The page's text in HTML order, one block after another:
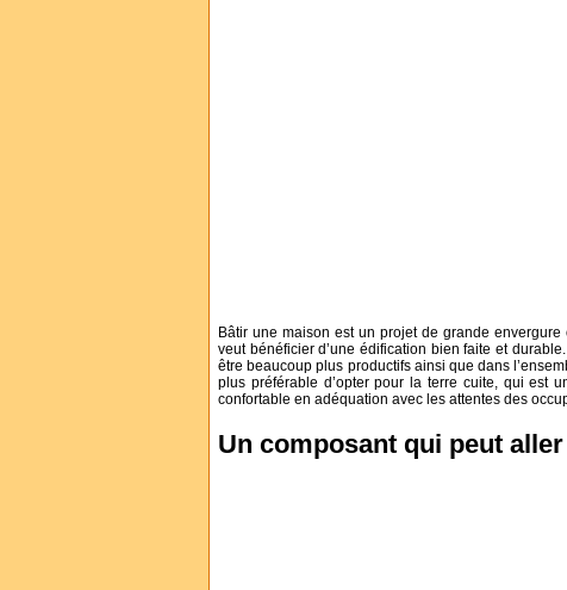
Bâtir une maison est un projet de grande
veut bénéficier d’une édification bien faite et
être beaucoup plus productifs ainsi que dans
plus préférable d’opter pour la terre cuite, qui est
confortable en adéquation avec les attentes des
Un composant qui peut